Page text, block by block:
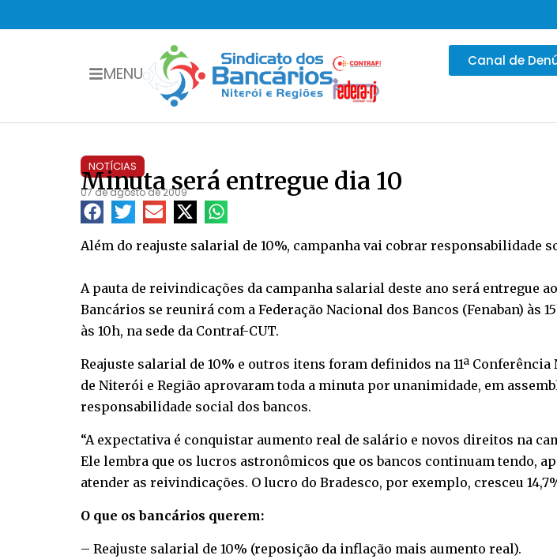
MENU
Canal de
NOTÍCIAS
Minuta será entregue dia 10
07 de agosto de 2009
Além do reajuste salarial de 10%, campanha vai cobrar responsabilidade
A pauta de reivindicações da campanha salarial deste ano será entregue
Bancários se reunirá com a Federação Nacional dos Bancos (Fenaban) às
às 10h, na sede da Contraf-CUT.
Reajuste salarial de 10% e outros itens foram definidos na 11ª
de Niterói e Região aprovaram toda a minuta por unanimidade, em
responsabilidade social dos bancos.
“A expectativa é conquistar aumento real de salário e novos direitos na
Ele lembra que os lucros astronômicos que os bancos continuam tendo,
atender as reivindicações. O lucro do Bradesco, por exemplo, cresceu
O que os bancários querem:
– Reajuste salarial de 10% (reposição da inflação mais aumento real).